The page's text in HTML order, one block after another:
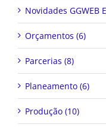
Novidades GGWEB
Orçamentos (6)
Parcerias (8)
Planeamento (6)
Produção (10)